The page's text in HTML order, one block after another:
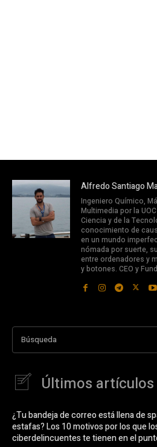
Alfredo Santiago
Ingeniero Químico,
Multimedia por la
Ciencia y de la
conocimiento de
en un mundo
nómada por suerte,
entre ordenadores y
y botones. CEO y
Búsqueda
Últimos artículos
¿Tu bandeja de correo está llena de
estafas? Los 10 motivos por los que
ciberdelincuentes te tienen en el